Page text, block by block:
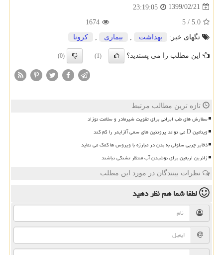
1399/02/21
23:19:05
5.0
/
5
1674
تگهای خبر:
بهداشت بیماری كرونا
این مطلب را می پسندید؟ (1)
(0)
تازه ترین مطالب مرتبط
سفارش های طب ایرانی برای تقویت شیرمادر و سلامت نوزاد
ویتامین D می تواند پروتئین های سمی آلزایمر را کم کند
ذخایر چربی سلولی به بدن در مبارزه با ویروس ها کمک می نماید
زائرین اربعین برای نوشیدن آب منتظر تشنگی نباشند
نظرات بینندگان در مورد این مطلب
لطفا شما همنظر دهید